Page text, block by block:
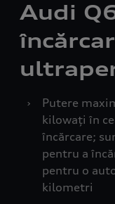
Audi
›
Putere
kilowați în
încărcare;
pentru a
pentru o
kilometri